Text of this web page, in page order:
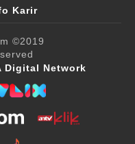
Karir
©2019
Digital Network